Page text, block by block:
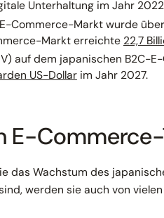
Unterhaltung im Jahr
Commerce-Markt wurde
Markt erreichte 22,7
auf dem japanischen B2C-
US-Dollarim Jahr 2027.
E-
das Wachstum des
werden sie auch von